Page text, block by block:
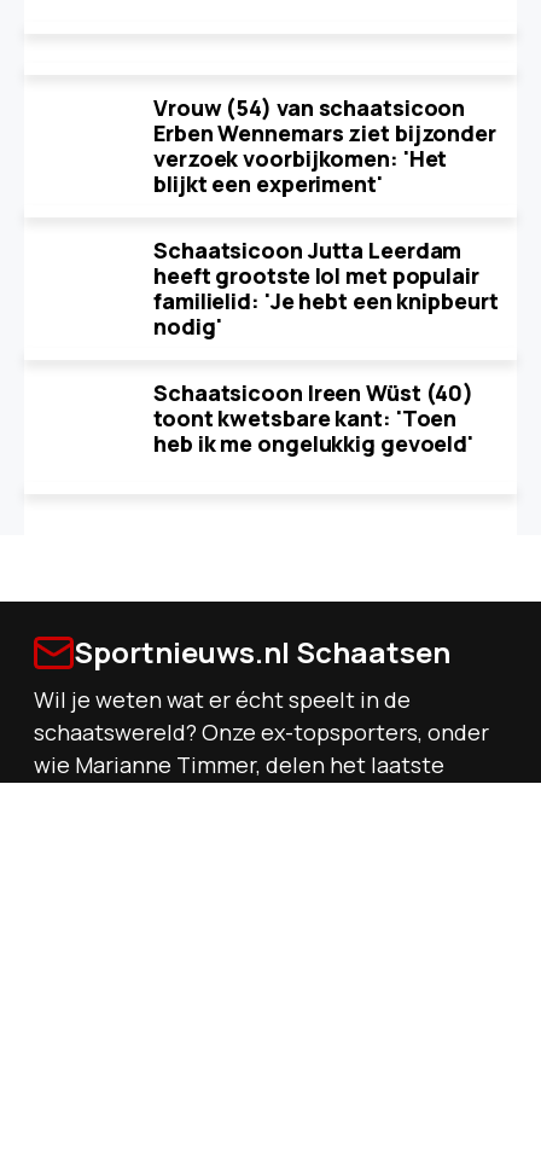
Vrouw (54) van schaatsicoon
Erben Wennemars ziet bijzonder
verzoek voorbijkomen: 'Het
blijkt een experiment'
Schaatsicoon Jutta Leerdam
heeft grootste lol met populair
familielid: 'Je hebt een knipbeurt
nodig'
Schaatsicoon Ireen Wüst (40)
toont kwetsbare kant: 'Toen
heb ik me ongelukkig gevoeld'